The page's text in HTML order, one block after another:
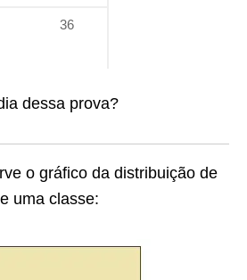
36
dessa prova?
o gráfico da distribuição de
uma classe: